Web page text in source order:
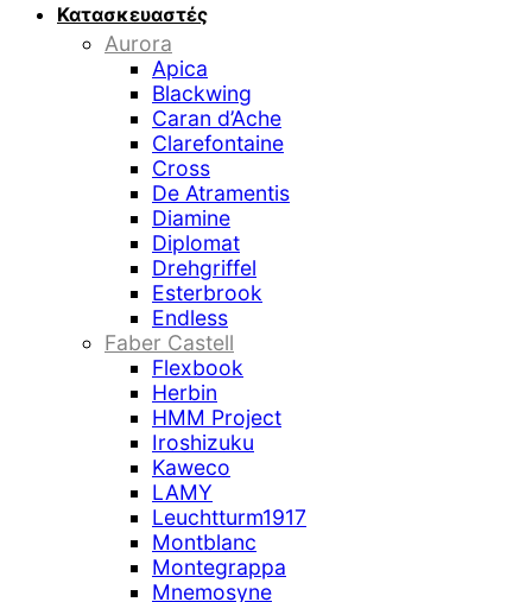
Κατασκευαστές
Aurora
Apica
Blackwing
Caran d’Ache
Clarefontaine
Cross
De Atramentis
Diamine
Diplomat
Drehgriffel
Esterbrook
Endless
Faber Castell
Flexbook
Herbin
HMM Project
Iroshizuku
Kaweco
LAMY
Leuchtturm1917
Montblanc
Montegrappa
Mnemosyne